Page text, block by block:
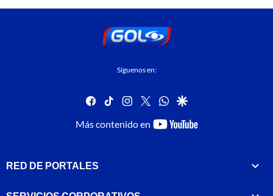
Síguenos en:
facebook
tiktok instagram
twitterwhatsapp
google
Más contenido en
youtube-
RED DE PORTALES